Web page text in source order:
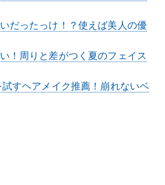
だったっけ！？使えば美人の優
！周りと差がつく夏のフェイス
すヘアメイク推薦！崩れないベ